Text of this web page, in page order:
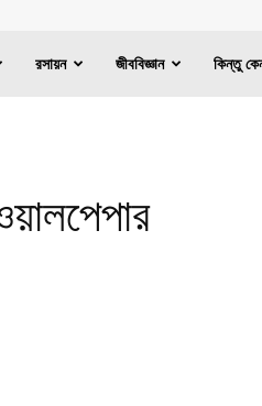
রসায়ন জীববিজ্ঞান কিন্তু